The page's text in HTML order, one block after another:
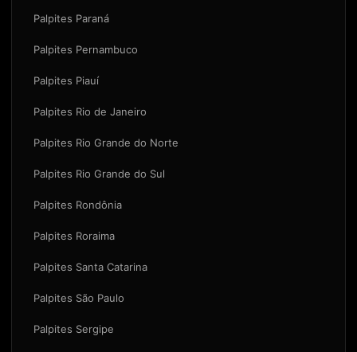
Palpites Paraná
Palpites Pernambuco
Palpites Piauí
Palpites Rio de Janeiro
Palpites Rio Grande do Norte
Palpites Rio Grande do Sul
Palpites Rondônia
Palpites Roraima
Palpites Santa Catarina
Palpites São Paulo
Palpites Sergipe